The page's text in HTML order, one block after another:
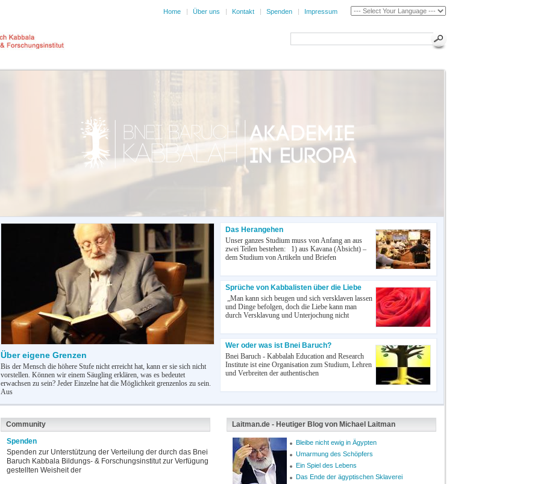
Home Über uns Kontakt Spenden Impressum
Über eigene Grenzen
Bis der Mensch die höhere Stufe nicht erreicht hat, kann er sie sich nicht
vorstellen. Können wir einem Säugling erklären, was es bedeutet
erwachsen zu sein? Jeder Einzelne hat die Möglichkeit grenzenlos zu sein.
Aus
Das Herangehen
Unser ganzes Studium muss von Anfang an aus
zwei Teilen bestehen: 1) aus Kavana (Absicht) –
dem Studium von Artikeln und Briefen
Sprüche von Kabbalisten über die Liebe
„Man kann sich beugen und sich versklaven lassen
und Dinge befolgen, doch die Liebe kann man
durch Versklavung und Unterjochung nicht
Wer oder was ist Bnei Baruch?
Bnei Baruch - Kabbalah Education and Research
Institute ist eine Organisation zum Studium, Lehren
und Verbreiten der authentischen
Community
Spenden
Spenden zur Unterstützung der Verteilung der durch das Bnei
Baruch Kabbala Bildungs- & Forschungsinstitut zur Verfügung
gestellten Weisheit der
Laitman.de - Heutiger Blog von Michael Laitman
Bleibe nicht ewig in Ägypten
Umarmung des Schöpfers
Ein Spiel des Lebens
Das Ende der ägyptischen Sklaverei